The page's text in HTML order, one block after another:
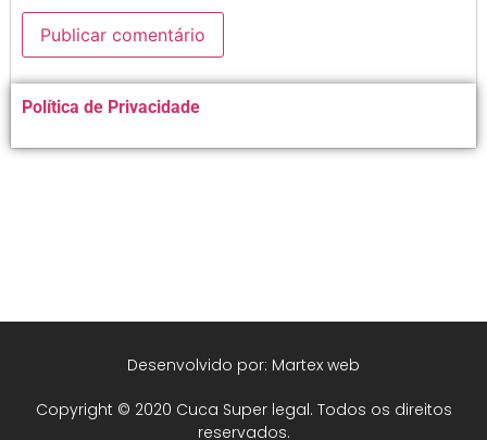
Alternative:
Política de Privacidade
Copyright © 2020 Cuca Super legal. Todos os direitos
reservados.
Desenvolvido por: Martex web